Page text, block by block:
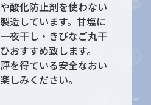
酸化防止剤を使わない
造しています。甘塩に
夜干し・きびなご丸干
おすすめ致します。
を得ている安全なおい
しみください。